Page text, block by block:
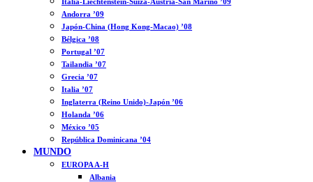
Andorra ’09
Japón-China (Hong Kong-Macao) ’08
Bélgica ’08
Portugal ’07
Tailandia ’07
Grecia ’07
Italia ’07
Inglaterra (Reino Unido)-Japón ’06
Holanda ’06
México ’05
República Dominicana ’04
MUNDO
EUROPA A-H
Albania